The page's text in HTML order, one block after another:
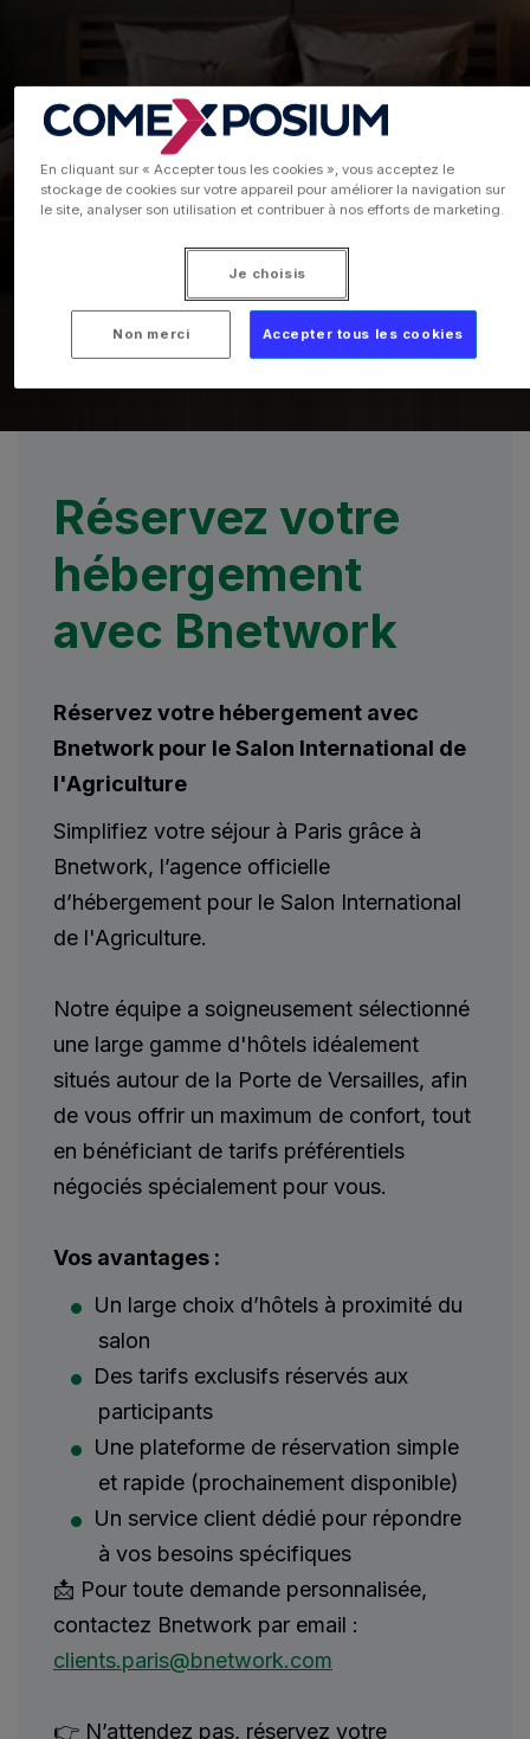
Réservez votre
hébergement
avec Bnetwork
Réservez votre hébergement avec
Bnetwork pour le Salon International de
l'Agriculture
Simplifiez votre séjour à Paris grâce à
Bnetwork, l’agence officielle
d’hébergement pour le Salon International
de l'Agriculture.
Notre équipe a soigneusement sélectionné
une large gamme d'hôtels idéalement
situés autour de la Porte de Versailles, afin
de vous offrir un maximum de confort, tout
en bénéficiant de tarifs préférentiels
négociés spécialement pour vous.
Vos avantages :
Un large choix d’hôtels à proximité du
salon
Des tarifs exclusifs réservés aux
participants
Une plateforme de réservation simple
et rapide (prochainement disponible)
Un service client dédié pour répondre
à vos besoins spécifiques
📩 Pour toute demande personnalisée,
contactez Bnetwork par email :
clients.paris@bnetwork.com
👉 N’attendez pas, réservez votre
En cliquant sur « Accepter tous les cookies », vous acceptez le
stockage de cookies sur votre appareil pour améliorer la navigation sur
le site, analyser son utilisation et contribuer à nos efforts de marketing.
Je choisis
Non merci Accepter tous les cookies